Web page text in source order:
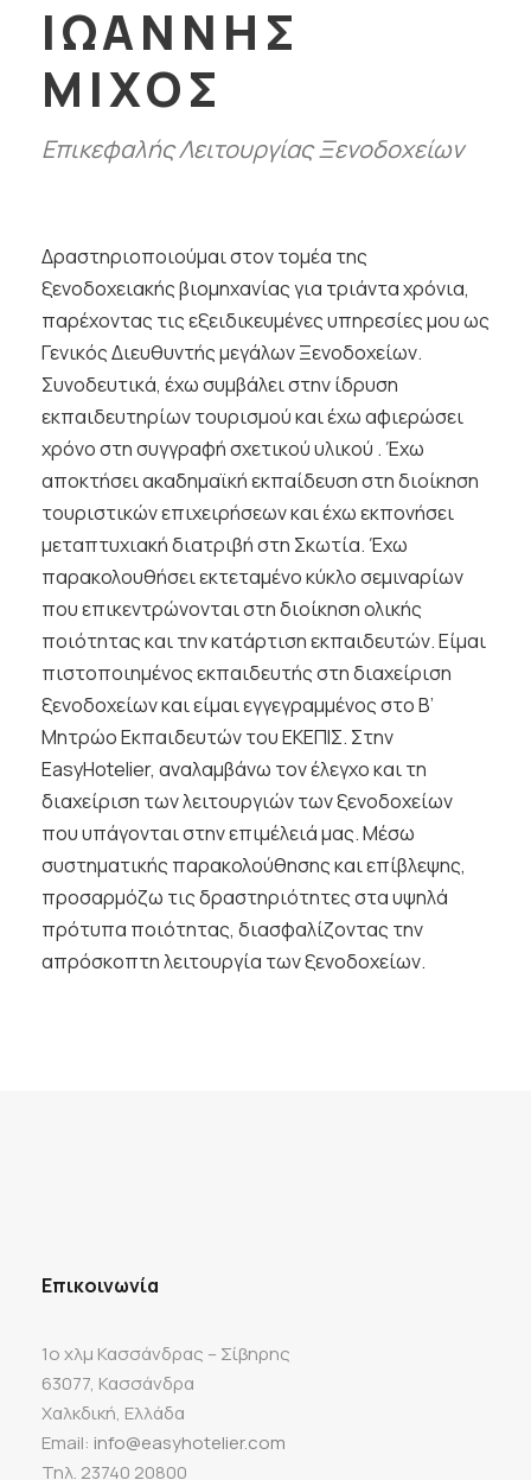
ΙΩΑΝΝΗΣ
ΜΙΧΟΣ
Επικεφαλής Λειτουργίας Ξενοδοχείων
Δραστηριοποιούμαι στον τομέα της
ξενοδοχειακής βιομηχανίας για τριάντα χρόνια,
παρέχοντας τις εξειδικευμένες υπηρεσίες μου ως
Γενικός Διευθυντής μεγάλων Ξενοδοχείων.
Συνοδευτικά, έχω συμβάλει στην ίδρυση
εκπαιδευτηρίων τουρισμού και έχω αφιερώσει
χρόνο στη συγγραφή σχετικού υλικού . Έχω
αποκτήσει ακαδημαϊκή εκπαίδευση στη διοίκηση
τουριστικών επιχειρήσεων και έχω εκπονήσει
μεταπτυχιακή διατριβή στη Σκωτία. Έχω
παρακολουθήσει εκτεταμένο κύκλο σεμιναρίων
που επικεντρώνονται στη διοίκηση ολικής
ποιότητας και την κατάρτιση εκπαιδευτών. Είμαι
πιστοποιημένος εκπαιδευτής στη διαχείριση
ξενοδοχείων και είμαι εγγεγραμμένος στο Β’
Μητρώο Εκπαιδευτών του ΕΚΕΠΙΣ. Στην
EasyHotelier, αναλαμβάνω τον έλεγχο και τη
διαχείριση των λειτουργιών των ξενοδοχείων
που υπάγονται στην επιμέλειά μας. Μέσω
συστηματικής παρακολούθησης και επίβλεψης,
προσαρμόζω τις δραστηριότητες στα υψηλά
πρότυπα ποιότητας, διασφαλίζοντας την
απρόσκοπτη λειτουργία των ξενοδοχείων.
Επικοινωνία
1ο χλμ Κασσάνδρας – Σίβηρης
63077, Κασσάνδρα
Χαλκδική, Ελλάδα
Email: info@easyhotelier.com
Τηλ. 23740 20800